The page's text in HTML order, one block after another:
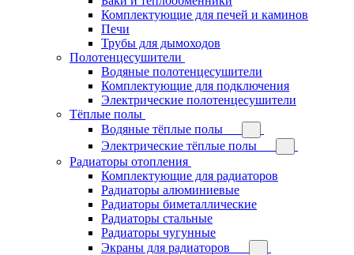
Комплектующие для печей и каминов
Печи
Трубы для дымоходов
Полотенцесушители
Водяные полотенцесушители
Комплектующие для подключения
Электрические полотенцесушители
Тёплые полы
Водяные тёплые полы
Электрические тёплые полы
Радиаторы отопления
Комплектующие для радиаторов
Радиаторы алюминиевые
Радиаторы биметаллические
Радиаторы стальные
Радиаторы чугунные
Экраны для радиаторов